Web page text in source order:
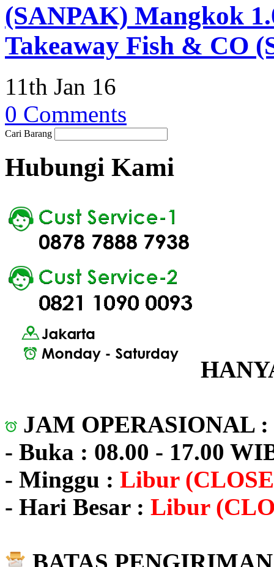
(SANPAK) Mangkok
Takeaway Fish & CO
11th Jan 16
0 Comments
Cari Barang
Hubungi Kami
JAM OPERASIONAL :
- Buka : 08.00 - 17.00
- Minggu : Libur
- Hari Besar : Libur